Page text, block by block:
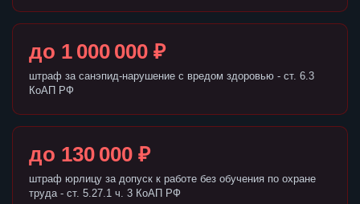
до 1 000 000 ₽
штраф за санэпид-нарушение с вредом здоровью - ст. 6.3
КоАП РФ
до 130 000 ₽
штраф юрлицу за допуск к работе без обучения по охране
труда - ст. 5.27.1 ч. 3 КоАП РФ